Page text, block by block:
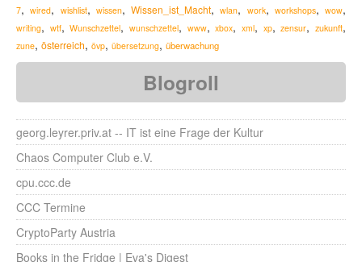
7,wired, wishlist, wissen, Wissen_ist_Macht,wlan, work, workshops, wow,
writing, wtf,Wunschzettel,wunschzettel, www,xbox,xml, xp,zensur,zukunft,
zune, österreich, övp, übersetzung, überwachung
Blogroll
georg.leyrer.priv.at -- IT ist eine Frage der Kultur
Chaos Computer Club e.V.
cpu.ccc.de
CCC Termine
CryptoParty Austria
Books in the Fridge | Eva's Digest